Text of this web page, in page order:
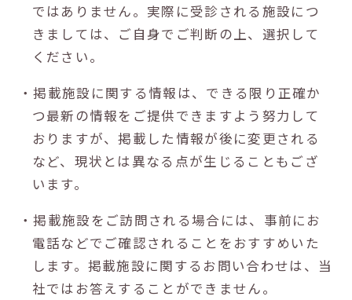
ではありません。実際に受診される施設につ
きましては、ご自身でご判断の上、選択して
ください。
・掲載施設に関する情報は、できる限り正確か
つ最新の情報をご提供できますよう努力して
おりますが、掲載した情報が後に変更される
など、現状とは異なる点が生じることもござ
います。
・掲載施設をご訪問される場合には、事前にお
電話などでご確認されることをおすすめいた
します。掲載施設に関するお問い合わせは、当
社ではお答えすることができません。